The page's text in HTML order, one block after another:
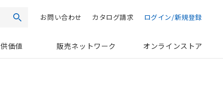
検索お問い合わせ カタログ請求 ログイン/新規登録
価値 販売ネットワーク オンラインストア